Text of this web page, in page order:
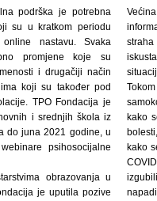
podrška je potrebna
su u kratkom periodu
nastavu. Svaka
promjene koje su
i drugačiji način
koji su također pod
TPO Fondacija je
i srednjih škola iz
do juna 2021 godine, u
psihosocijalne
obrazovanja u
je uputila pozive
kako
kako